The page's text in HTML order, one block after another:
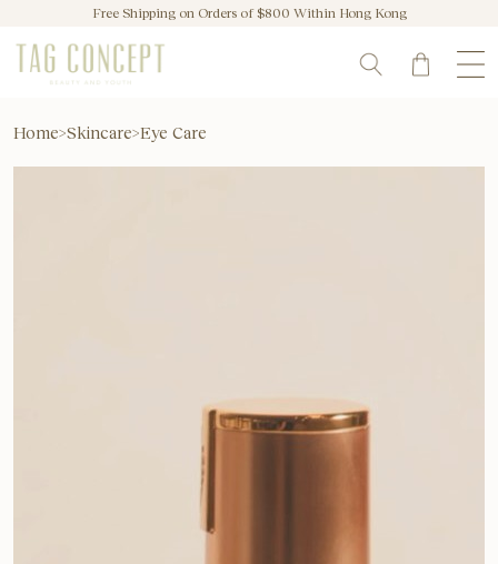
Free Shipping on Orders of $800 Within Hong Kong
Home>Skincare>Eye Care